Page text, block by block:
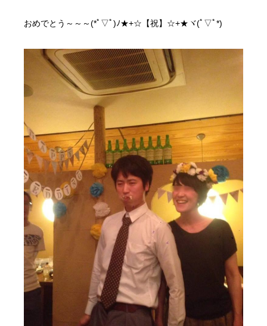
おめでとう～～～(*ﾟ▽ﾟ)ﾉ★+☆【祝】☆+★ヾ(ﾟ▽ﾟ*)